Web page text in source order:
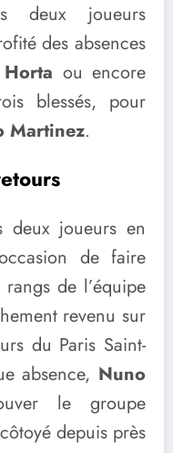
deux joueurs
des absences
ou encore
blessés, pour
Martinez.
deux joueurs en
de faire
de l’équipe
revenu sur
du Paris Saint-
absence, Nuno
le groupe
depuis près